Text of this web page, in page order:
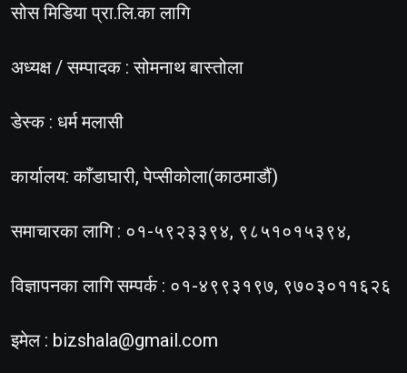
सोस मिडिया प्रा.लि.का लागि
अध्यक्ष / सम्पादक : सोमनाथ बास्तोला
डेस्क : धर्म मलासी
कार्यालय: काँडाघारी, पेप्सीकोला(काठमाडौं)
समाचारका लागि : ०१-५९२३३९४, ९८५१०१५३९४,
विज्ञापनका लागि सम्पर्क : ०१-४९९३१९७, ९७०३०११६२६
इमेल : bizshala@gmail.com